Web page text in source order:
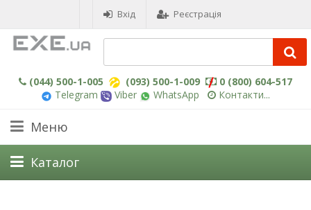
Вхід Реєстрація
(044) 500-1-005 (093) 500-1-009
0 (800) 604-517
Telegram
Viber WhatsApp Контакти...
Меню
Каталог